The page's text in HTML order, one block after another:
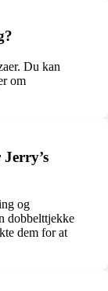
Du kan
om
og
dobbelttjekke
dem for at